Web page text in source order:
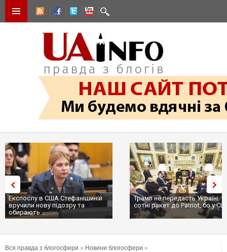
Трамп не передасть Україні
сотні ракет до Patriot, бо у США
...
Вибух у ресторані в Москві:
ціллю був головком ВКС
пр...
Вся правда з блогосфери » Новини блогосфери »